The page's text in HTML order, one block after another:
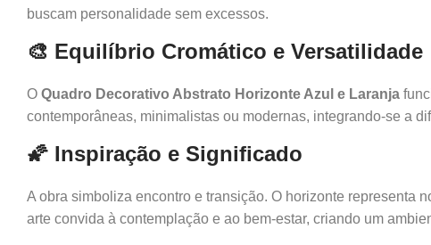
buscam personalidade sem excessos.
🎨 Equilíbrio Cromático e Versatilidade
O Quadro Decorativo Abstrato Horizonte Azul e Laranja
contemporâneas, minimalistas ou modernas, integrando-se a
🌠 Inspiração e Significado
A obra simboliza encontro e transição. O horizonte representa
arte convida à contemplação e ao bem-estar, criando um